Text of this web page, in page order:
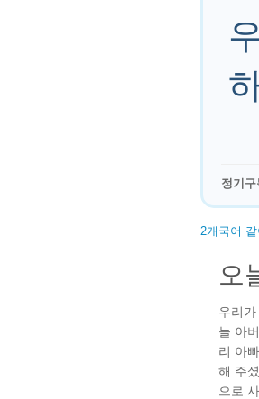
정기구
2개국어
오
우리
늘 아
리 아
해 주
으로